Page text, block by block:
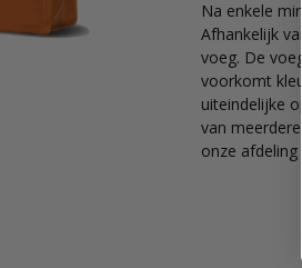
Na enkele
Afhankelijk
voeg. De
voorkomt
uiteindelijke
van
onze